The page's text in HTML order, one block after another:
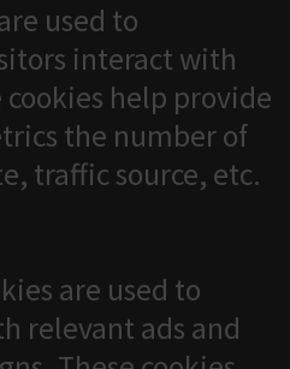
used to
interact with
help provide
the number of
traffic source, etc.
are used to
relevant ads and